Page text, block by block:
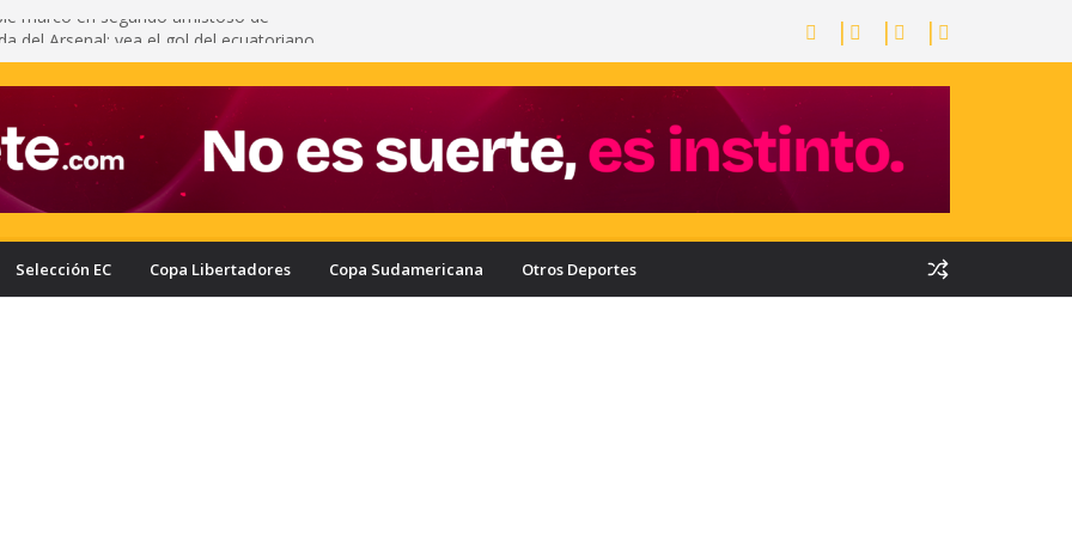
marcó en segundo amistoso de
cuánto ganaría el ecuatoriano
puede quedar eliminado de la Copa
a haber derrotado a Liga de Portoviejo?
con nuevo delantero: Ronie Carrillo llegó a
fichar por el Bombillo
Liga de Portoviejo en polémica partido
Selección EC Copa Libertadores Copa Sudamericana Otros Deportes